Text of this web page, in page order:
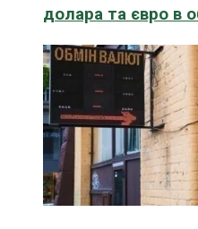
долара та євро в